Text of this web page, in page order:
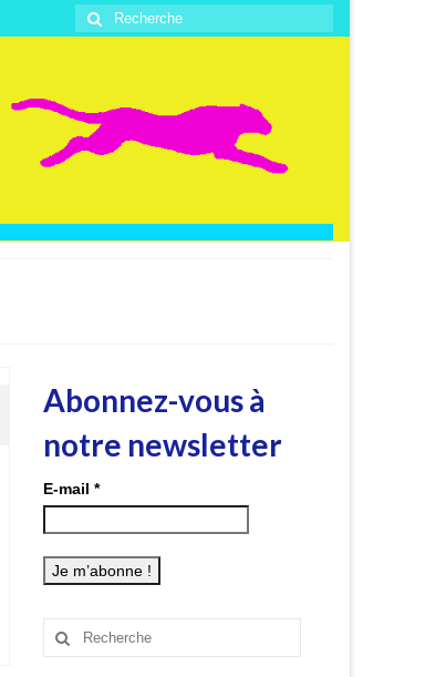
Rechercher
:
Abonnez-vous à
notre newsletter
E-mail *
Rechercher